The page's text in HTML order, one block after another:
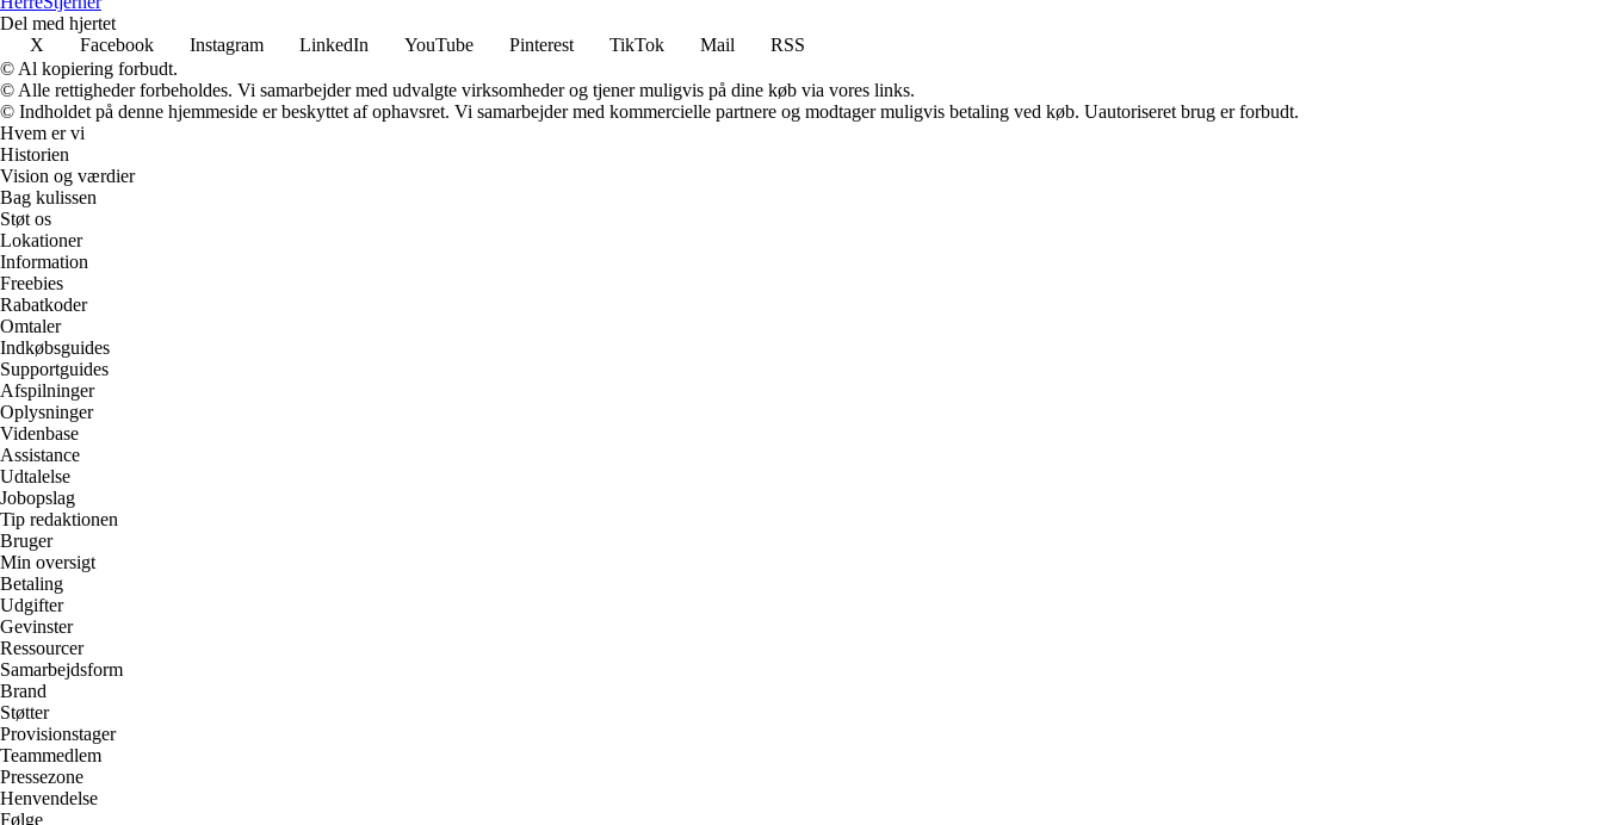
Del med hjertet
X
Facebook Instagram LinkedIn YouTube Pinterest TikTok Mail
RSS
© Al kopiering forbudt.
© Alle rettigheder forbeholdes. Vi samarbejder med udvalgte virksomheder og tjener muligvis på dine køb via vores links.
© Indholdet på denne hjemmeside er beskyttet af ophavsret. Vi samarbejder med kommercielle partnere og modtager muligvis betaling ved køb. Uautoriseret brug er forbudt.
Hvem er vi
Historien
Vision og værdier
Bag kulissen
Støt os
Lokationer
Information
Freebies
Rabatkoder
Omtaler
Indkøbsguides
Supportguides
Afspilninger
Oplysninger
Videnbase
Assistance
Udtalelse
Jobopslag
Tip redaktionen
Bruger
Min oversigt
Betaling
Udgifter
Gevinster
Ressourcer
Samarbejdsform
Brand
Støtter
Provisionstager
Teammedlem
Pressezone
Henvendelse
Følge